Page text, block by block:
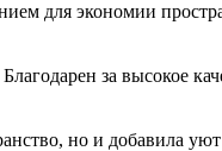
для экономии
за высокое
но и добавила